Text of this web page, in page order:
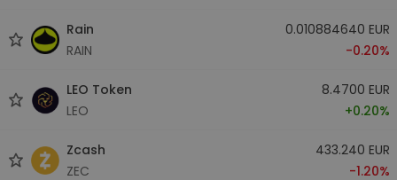
Rain
RAIN
0.010884640 EUR
-0.20%
LEO Token
LEO
8.4700 EUR
+0.20%
Zcash
ZEC
433.240 EUR
-1.20%